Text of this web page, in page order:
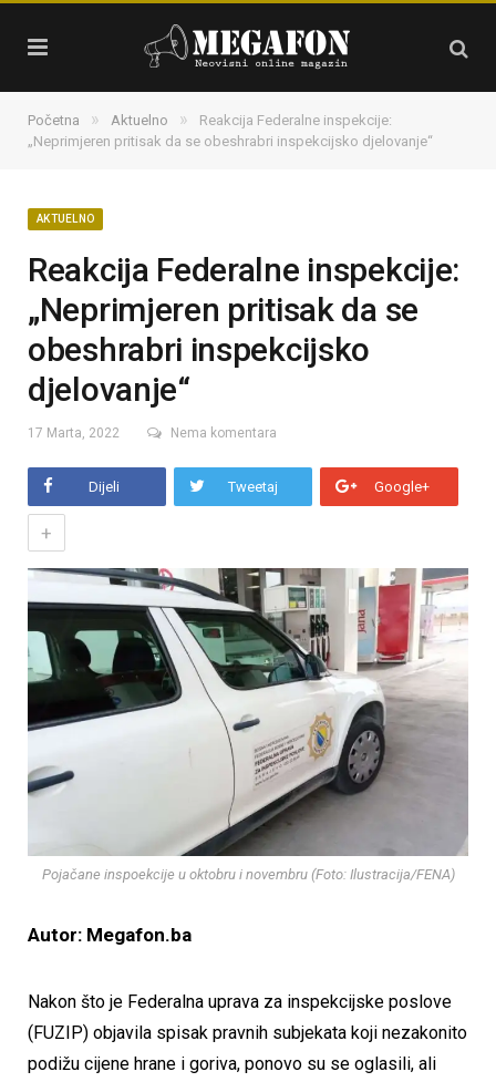
Početna » Aktuelno »
Reakcija Federalne inspekcije:
„Neprimjeren pritisak da se obeshrabri inspekcijsko djelovanje“
AKTUELNO
Reakcija Federalne inspekcije:
„Neprimjeren pritisak da se
obeshrabri inspekcijsko
djelovanje“
17 Marta, 2022 Nema komentara
Dijeli Tweetaj Google+
+
Pojačane inspoekcije u oktobru i novembru (Foto: Ilustracija/FENA)
Autor: Megafon.ba
Nakon što je Federalna uprava za inspekcijske poslove
(FUZIP) objavila spisak pravnih subjekata koji nezakonito
podižu cijene hrane i goriva, ponovo su se oglasili, ali